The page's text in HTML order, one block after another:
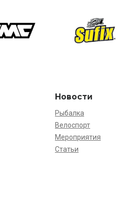
Новости
Рыбалка
Велоспорт
Мероприятия
Статьи